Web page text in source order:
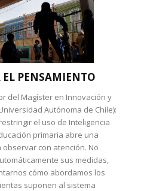
EL PENSAMIENTO
del Magíster en Innovación y
Autónoma de Chile):
el uso de Inteligencia
primaria abre una
con atención. No
sus medidas,
cómo abordamos los
suponen al sistema